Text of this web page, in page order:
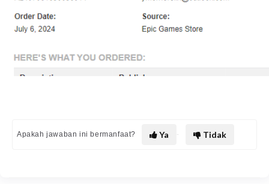
Apakah jawaban ini bermanfaat? Ya Tidak